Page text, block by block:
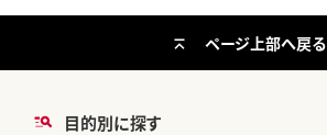
目的別に探す
ページ上部へ戻る